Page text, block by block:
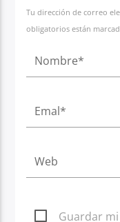
Tu dirección de correo
obligatorios están
Guardar